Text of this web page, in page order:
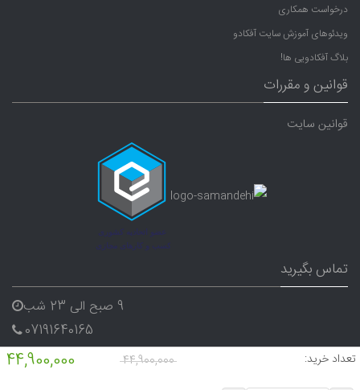
تعداد خرید: 44,900,000
44,900,000
درخواست همکاری
ویدئوهای آموزش سایت آفکادو
بلاگ آفکادویی ها!
قوانین و مقررات
قوانین سایت
تماس بگیرید
9 صبح الی 23 شب
07191640165
09338282656